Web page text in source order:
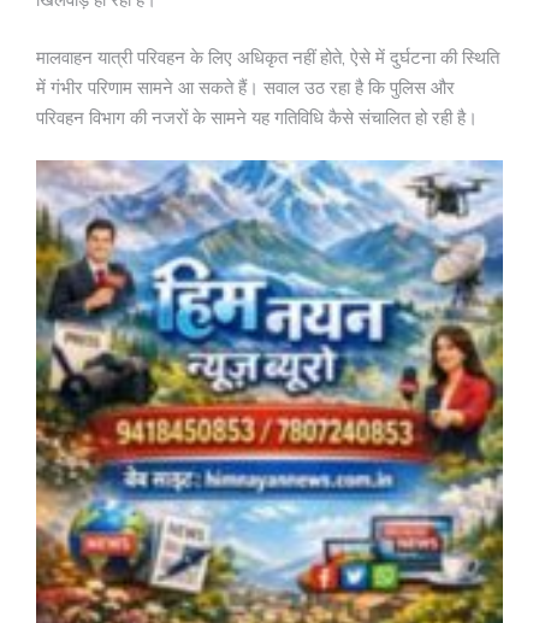
मालवाहन यात्री परिवहन के लिए अधिकृत नहीं होते, ऐसे में दुर्घटना की स्थिति
में गंभीर परिणाम सामने आ सकते हैं। सवाल उठ रहा है कि पुलिस और
परिवहन विभाग की नजरों के सामने यह गतिविधि कैसे संचालित हो रही है।